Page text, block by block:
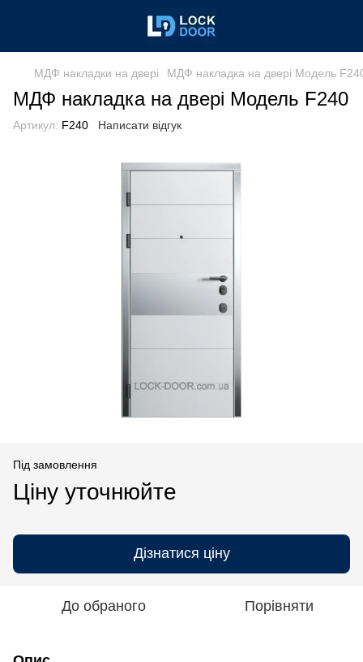
МДФ накладки на двері МДФ накладка на двері Модель
МДФ накладка на двері Модель F240
Артикул: F240 Написати відгук
Під замовлення
Ціну уточнюйте
Дізнатися ціну
До обраного Порівняти